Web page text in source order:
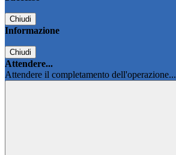
Chiudi
Informazione
Chiudi
Attendere...
Attendere il completamento dell'operazione...